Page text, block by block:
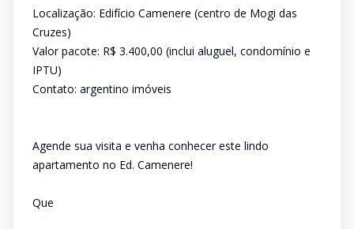
Localização: Edifício Camenere (centro de Mogi das
Cruzes)
Valor pacote: R$ 3.400,00 (inclui aluguel, condomínio e
IPTU)
Contato: argentino imóveis
Agende sua visita e venha conhecer este lindo
apartamento no Ed. Camenere!
Que